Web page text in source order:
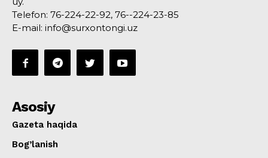
Telefon: 76-224-22-92, 76--224-23-85
E-mail: info@surxontongi.uz
Asosiy
Gazeta haqida
Bog’lanish